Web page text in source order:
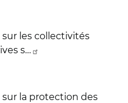
les collectivités
s…
la protection des